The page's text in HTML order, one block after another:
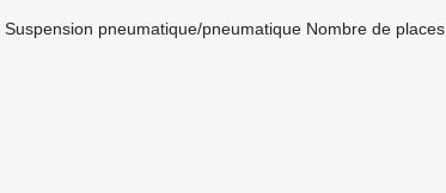
Suspension pneumatique/pneumatique Nombre de places